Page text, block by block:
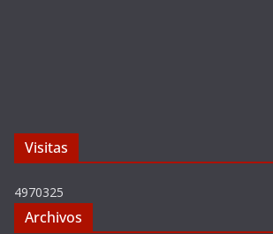
Visitas
4970325
Archivos